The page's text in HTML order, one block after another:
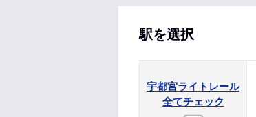
駅を選択
宇都宮ライトレール
全てチェック